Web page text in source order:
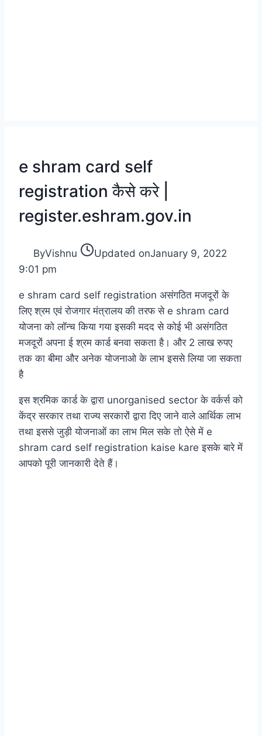
e shram card self
registration कैसे करे |
register.eshram.gov.in
ByVishnu Updated onJanuary 9, 2022
9:01 pm
e shram card self registration असंगठित मजदूरों के
लिए श्रम एवं रोजगार मंत्रालय की तरफ से e shram card
योजना को लॉन्च किया गया इसकी मदद से कोई भी असंगठित
मजदूरों अपना ई श्रम कार्ड बनवा सकता है। और 2 लाख रुपए
तक का बीमा और अनेक योजनाओ के लाभ इससे लिया जा सकता
है
इस श्रमिक कार्ड के द्वारा unorganised sector के वर्कर्स को
केंद्र सरकार तथा राज्य सरकारों द्वारा दिए जाने वाले आर्थिक लाभ
तथा इससे जुड़ी योजनाओं का लाभ मिल सके तो ऐसे में e
shram card self registration kaise kare इसके बारे में
आपको पूरी जानकारी देते हैं।